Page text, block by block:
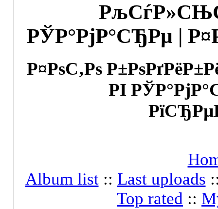
РЎР°РјР°СЂРµ |
Р¤РѕС‚Рѕ
РІ
Album list:: Last uploads
Top rated ::